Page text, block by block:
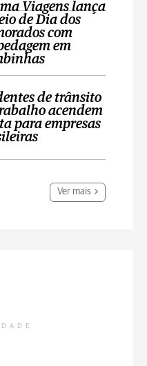
Viagens lança
de Dia dos
com
em
de trânsito
acendem
para empresas
Ver mais